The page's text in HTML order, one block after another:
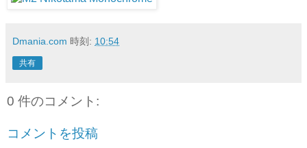
Dmania.com 時刻: 10:54
共有
0 件のコメント:
コメントを投稿